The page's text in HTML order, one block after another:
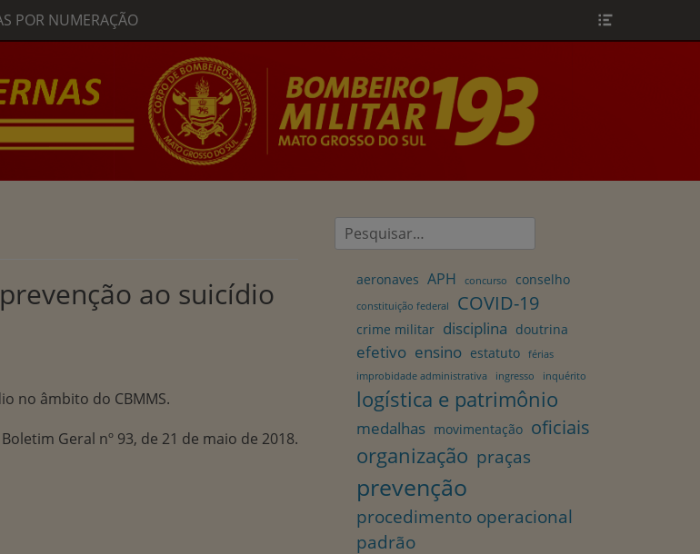
POR NUMERAÇÃO
ao suicídio
no âmbito do CBMMS.
Geral nº 93, de 21 de maio de 2018.
Pesquisar
por:
aeronaves APH concurso conselho
constituição federal COVID-19
crime militar disciplina doutrina
efetivo ensino estatuto
férias
improbidade administrativa
ingresso inquérito
logística e patrimônio
medalhas movimentação oficiais
organização praças
prevenção
procedimento operacional
padrão